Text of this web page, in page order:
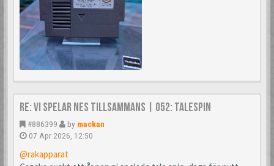
Re: Vi spelar NES tillsammans | 052: TaleSpin
#886399 by mackan
07 Apr 2026, 12:50
@rakapparat